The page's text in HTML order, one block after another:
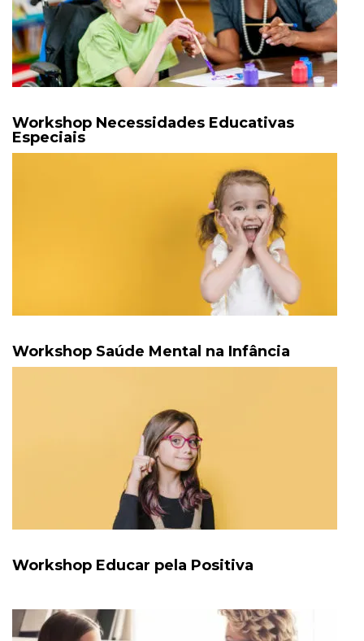
Workshop Necessidades Educativas
Especiais
Workshop Saúde Mental na Infância
Workshop Educar pela Positiva